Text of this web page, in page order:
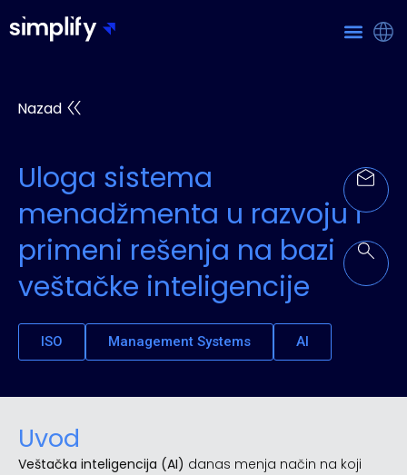
Nazad
Uloga sistema
menadžmenta u razvoju i
primeni rešenja na bazi
veštačke inteligencije
ISO Management Systems AI
Uvod
Veštačka inteligencija (AI) danas menja način na koji